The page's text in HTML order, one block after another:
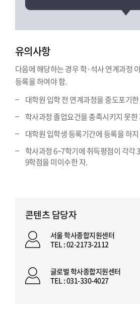
유의사항
다음에 해당하는 경우 학·석사 연계과정
등록을 하여야 함.
대학원 입학 전 연계과정을 중도포기
학사과정 졸업요건을 충족시키지 못한
대학원 입학생 등록기간에 등록을 하
학사과정 6~7학기에 취득평점이 각각
9학점을 미이수한 자.
콘텐츠 담당자
서울 학사종합지원센터
TEL : 02-2173-2112
글로벌 학사종합지원센터
TEL : 031-330-4027